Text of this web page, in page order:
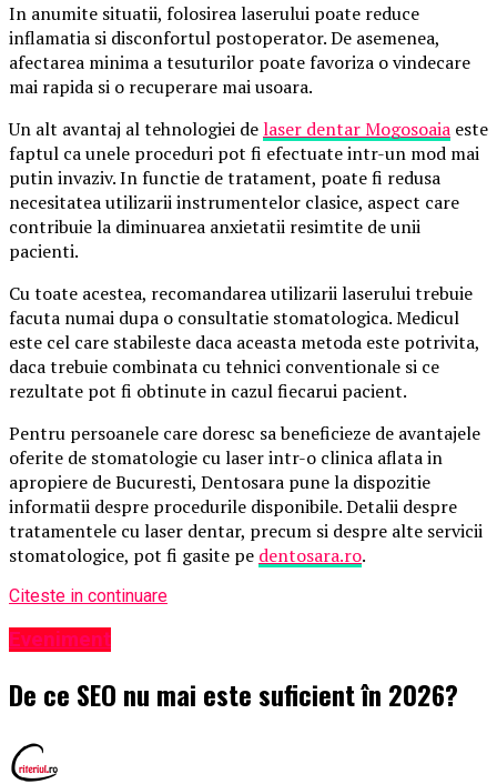
In anumite situatii, folosirea laserului poate reduce
inflamatia si disconfortul postoperator. De asemenea,
afectarea minima a tesuturilor poate favoriza o vindecare
mai rapida si o recuperare mai usoara.
Un alt avantaj al tehnologiei delaser dentar Mogosoaia este
faptul ca unele proceduri pot fi efectuate intr-un mod mai
putin invaziv. In functie de tratament, poate fi redusa
necesitatea utilizarii instrumentelor clasice, aspect care
contribuie la diminuarea anxietatii resimtite de unii
pacienti.
Cu toate acestea, recomandarea utilizarii laserului trebuie
facuta numai dupa o consultatie stomatologica. Medicul
este cel care stabileste daca aceasta metoda este potrivita,
daca trebuie combinata cu tehnici conventionale si ce
rezultate pot fi obtinute in cazul fiecarui pacient.
Pentru persoanele care doresc sa beneficieze de avantajele
oferite de stomatologie cu laser intr-o clinica aflata in
apropiere de Bucuresti, Dentosara pune la dispozitie
informatii despre procedurile disponibile. Detalii despre
tratamentele cu laser dentar, precum si despre alte servicii
stomatologice, pot fi gasite pe dentosara.ro.
Citeste in continuare
Eveniment
De ce SEO nu mai este suficient în 2026?